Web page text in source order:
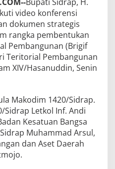
video konferensi
dokumen strategis
rangka pembentukan
Pembangunan (Brigif
Teritorial Pembangunan
XIV/Hasanuddin, Senin
Makodim 1420/Sidrap.
Letkol Inf. Andi
Kesatuan Bangsa
Muhammad Arsul,
dan Aset Daerah